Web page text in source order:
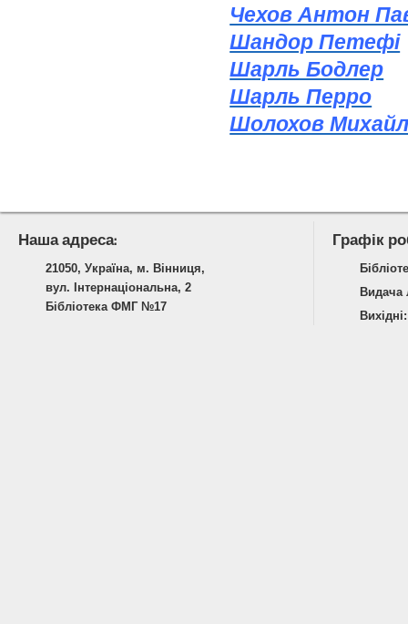
Чехов Антон
Шандор Петефі
Шарль Бодлер
Шарль Перро
Шолохов
Наша адреса:
21050, Україна, м. Вінниця,
вул. Інтернаціональна, 2
Бібліотека ФМГ №17
Графік
Видача
Вихідні: